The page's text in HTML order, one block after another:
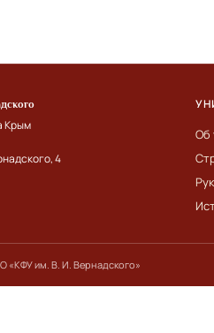
Крым
4
Об
«КФУ им. В. И. Вернадского»